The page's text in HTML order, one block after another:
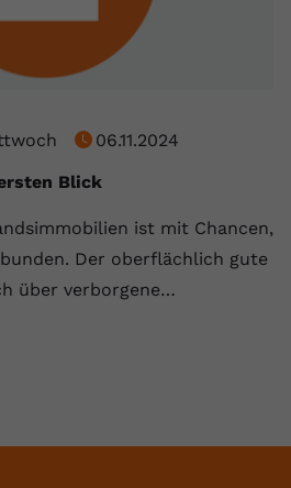
06.11.2024
Blick
ist mit Chancen,
Der oberflächlich gute
über verborgene…